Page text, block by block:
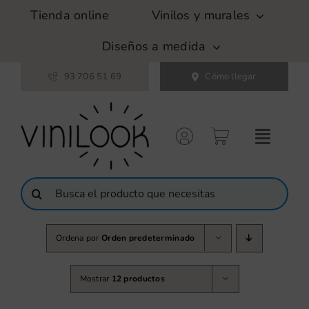
SaltarTienda online
Vinilos y murales
Diseños a medida
93 706 51 69 Cómo llegar
Buscar:
Ordena por Orden predeterminado
Mostrar 12 productos